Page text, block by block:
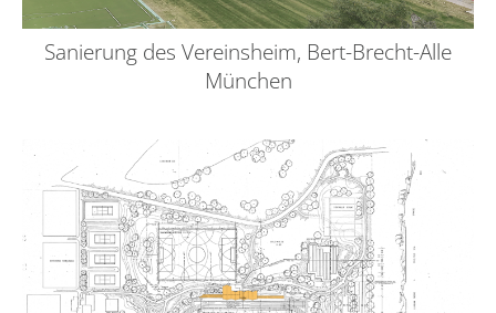
Sanierung des Vereinsheim, Bert-Brecht-Alle
München